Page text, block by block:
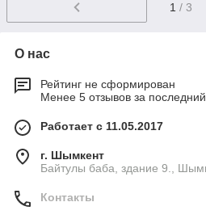
1 / 3
О нас
Рейтинг не сформирован
Менее 5 отзывов за последний
Работает с 11.05.2017
г. Шымкент
Байтулы баба, здание 9.,
Контакты